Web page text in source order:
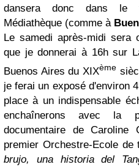
dansera donc dans le
Médiathèque (comme à
Le samedi après-midi sera
que je donnerai à 16h sur
Buenos Aires du XIXème
je ferai un exposé d'environ
place à un indispensable
enchaînerons avec la
documentaire deCaroline
premier Orchestre-Ecole
brujo, una historia del